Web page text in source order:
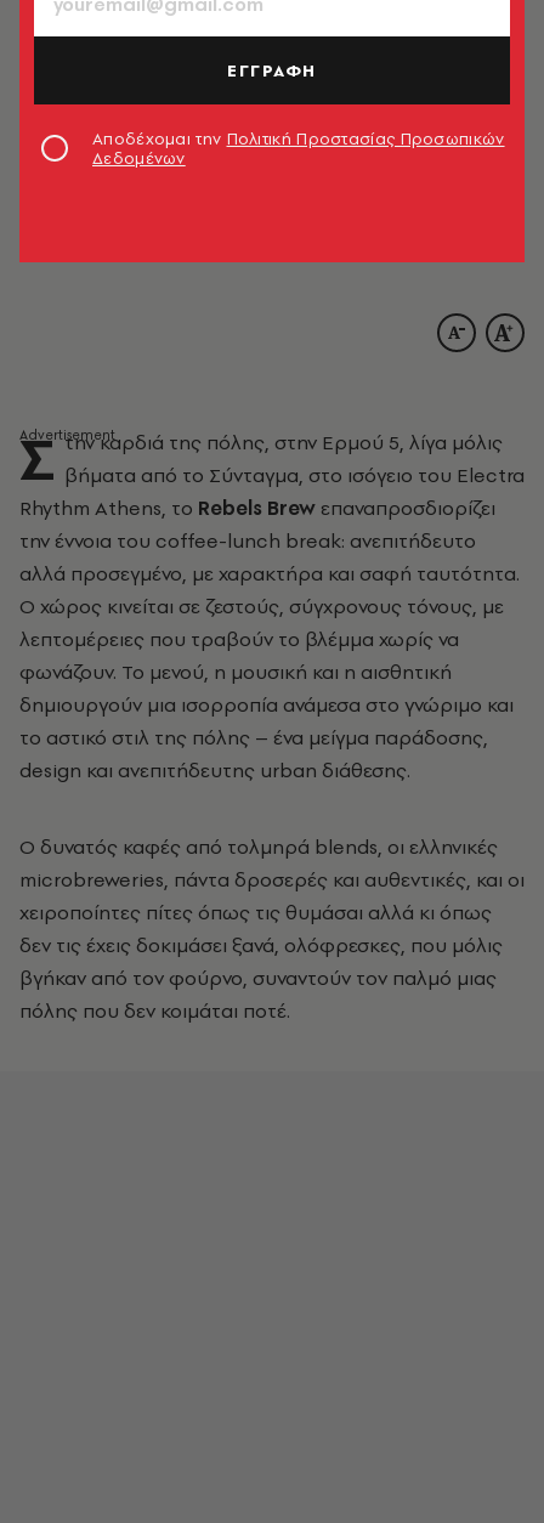
Σ την καρδιά της πόλης, στην Ερμού 5, λίγα μόλις
βήματα από το Σύνταγμα, στο ισόγειο του Electra
Rhythm Athens, το Rebels Brew επαναπροσδιορίζει
την έννοια του coffee-lunch break: ανεπιτήδευτο
αλλά προσεγμένο, με χαρακτήρα και σαφή ταυτότητα.
Ο χώρος κινείται σε ζεστούς, σύγχρονους τόνους, με
λεπτομέρειες που τραβούν το βλέμμα χωρίς να
φωνάζουν. Το μενού, η μουσική και η αισθητική
δημιουργούν μια ισορροπία ανάμεσα στο γνώριμο και
το αστικό στιλ της πόλης – ένα μείγμα παράδοσης,
design και ανεπιτήδευτης urban διάθεσης.
Ο δυνατός καφές από τολμηρά blends, οι ελληνικές
microbreweries, πάντα δροσερές και αυθεντικές, και οι
χειροποίητες πίτες όπως τις θυμάσαι αλλά κι όπως
δεν τις έχεις δοκιμάσει ξανά, ολόφρεσκες, που μόλις
βγήκαν από τον φούρνο, συναντούν τον παλμό μιας
πόλης που δεν κοιμάται ποτέ.
ΕΓΓΡΑΦΗ
Αποδέχομαι την Πολιτική Προστασίας Προσωπικών
Δεδομένων